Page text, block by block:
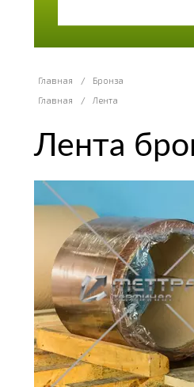
Главная /
Бронза
Главная
/ Лента
Лента